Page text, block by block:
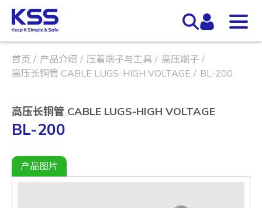
首页 产品介绍 压着端子与工具
高压端子
高压长铜管 CABLE LUGS-HIGH VOLTAGE
BL-200
高压长铜管 CABLE LUGS-HIGH VOLTAGE
BL-200
产品图片